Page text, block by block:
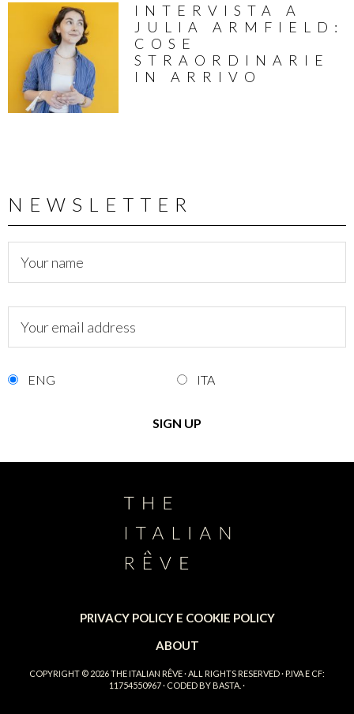
INTERVISTA A
JULIA ARMFIELD:
COSE
STRAORDINARIE
IN ARRIVO
NEWSLETTER
ENG ITA
PRIVACY POLICY E COOKIE POLICY
ABOUT
COPYRIGHT © 2026THE ITALIAN RÊVE· ALL RIGHTS RESERVED · P.IVA E CF:
11754550967 · CODED BY BASTA. ·